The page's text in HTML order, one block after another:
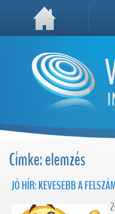
A weboldal használatával Ön elfogadja, hogy Cookie-kat
Címke: elemzés
JÓ HÍR: KEVESEBB A